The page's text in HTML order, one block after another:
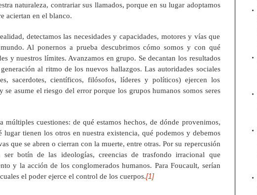
naturaleza, contrariar sus llamados, porque en su lugar adoptamos
aciertan en el blanco.
detectamos las necesidades y capacidades, motores y vías que
Al ponernos a prueba descubrimos cómo somos y con qué
y nuestros límites. Avanzamos en grupo. Se decantan los resultados
al ritmo de los nuevos hallazgos. Las autoridades sociales
sacerdotes, científicos, filósofos, líderes y políticos) ejercen los
se asume el riesgo del error porque los grupos humanos somos seres
múltiples cuestiones: de qué estamos hechos, de dónde provenimos,
tienen los otros en nuestra existencia, qué podemos y debemos
que se abren o cierran con la muerte, entre otras. Por su repercusión
ser botín de las ideologías, creencias de trasfondo irracional que
y la acción de los conglomerados humanos. Para Foucault, serían
el poder ejerce el control de los cuerpos.[1]